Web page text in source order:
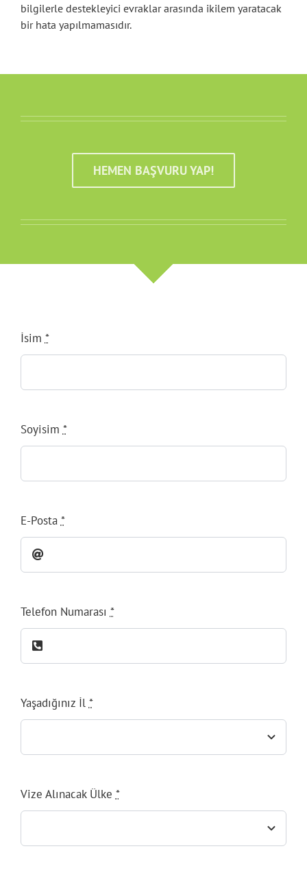
bilgilerle destekleyici evraklar arasında ikilem yaratacak
bir hata yapılmamasıdır.
HEMEN BAŞVURU YAP!
İsim *
Soyisim *
E-Posta *
Telefon Numarası *
Yaşadığınız İl *
Vize Alınacak Ülke *